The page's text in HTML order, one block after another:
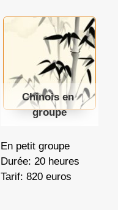
Chinois en
groupe
En petit groupe
Durée: 20 heures
Tarif: 820 euros